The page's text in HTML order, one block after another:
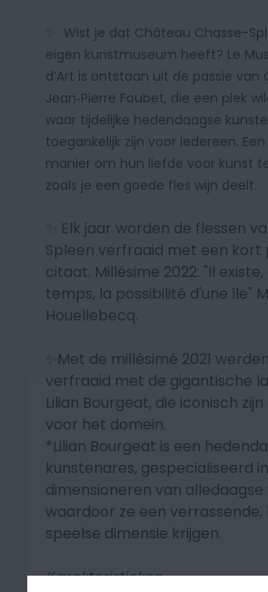
✨ Wist je dat Château Chasse-
eigen kunstmuseum heeft? Le
d’Art is ontstaan uit de passie van
Jean‑Pierre Foubet, die een plek
waar tijdelijke hedendaagse
toegankelijk zijn voor iedereen.
manier om hun liefde voor kunst
zoals je een goede fles wijn deelt.
Elk jaar worden de flessen
Spleen verfraaid met een kort
citaat. Millésime 2022: "Il existe,
temps, la possibilité d'une île"
Houellebecq.
✨Met de millésimé 2021
verfraaid met de gigantische
Lilian Bourgeat, die iconisch
voor het domein.
*Lilian Bourgeat is een
kunstenares, gespecialiseerd
dimensioneren van
waardoor ze een verrassende,
speelse dimensie krijgen.
Karakteristieken